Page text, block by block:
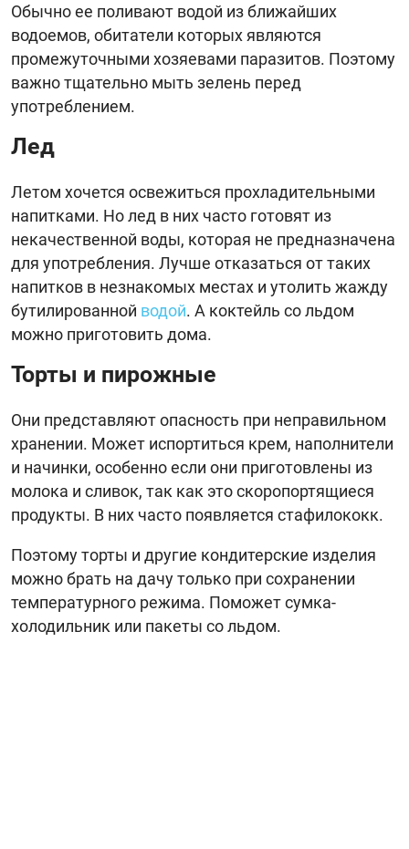
Обычно ее поливают водой из ближайших
водоемов, обитатели которых являются
промежуточными хозяевами паразитов. Поэтому
важно тщательно мыть зелень перед
употреблением.
Лед
Летом хочется освежиться прохладительными
напитками. Но лед в них часто готовят из
некачественной воды, которая не предназначена
для употребления. Лучше отказаться от таких
напитков в незнакомых местах и утолить жажду
бутилированной водой. А коктейль со льдом
можно приготовить дома.
Торты и пирожные
Они представляют опасность при неправильном
хранении. Может испортиться крем, наполнители
и начинки, особенно если они приготовлены из
молока и сливок, так как это скоропортящиеся
продукты. В них часто появляется стафилококк.
Поэтому торты и другие кондитерские изделия
можно брать на дачу только при сохранении
температурного режима. Поможет сумка-
холодильник или пакеты со льдом.